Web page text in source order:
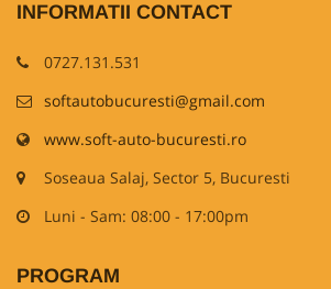
INFORMATII CONTACT
0727.131.531
softautobucuresti@gmail.com
www.soft-auto-bucuresti.ro
Soseaua Salaj, Sector 5, Bucuresti
Luni - Sam: 08:00 - 17:00pm
PROGRAM